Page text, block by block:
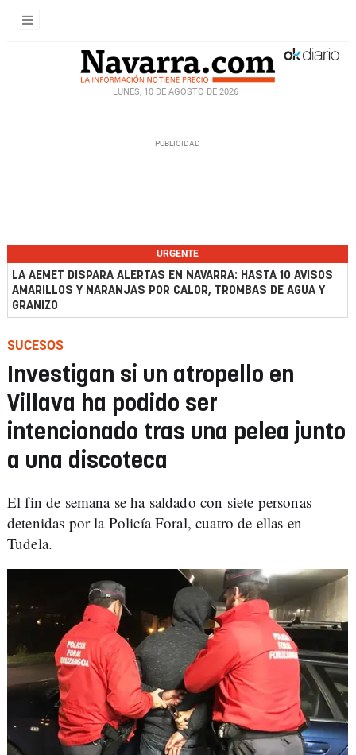
LUNES, 10 DE AGOSTO DE 2026
URGENTE
LA AEMET DISPARA ALERTAS EN NAVARRA: HASTA 10 AVISOS
AMARILLOS Y NARANJAS POR CALOR, TROMBAS DE AGUA Y
GRANIZO
SUCESOS
Investigan si un atropello en
Villava ha podido ser
intencionado tras una pelea junto
a una discoteca
El fin de semana se ha saldado con siete personas
detenidas por la Policía Foral, cuatro de ellas en
Tudela.